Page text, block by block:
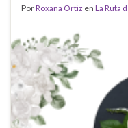
PorRoxana Ortiz en La Ruta